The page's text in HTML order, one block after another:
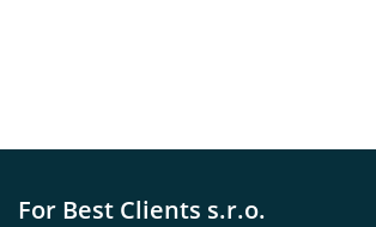
For Best Clients s.r.o.